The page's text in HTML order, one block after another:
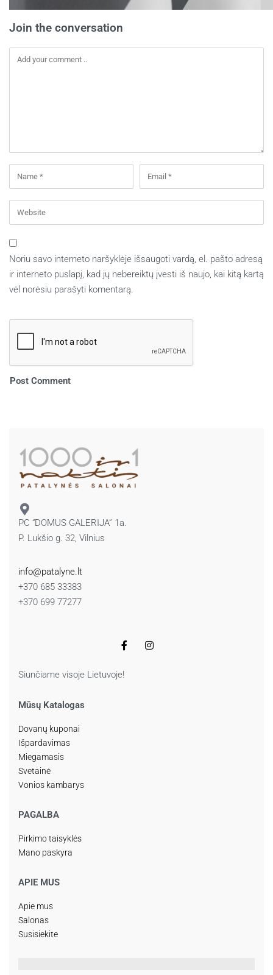
Join the conversation
Noriu savo interneto naršyklėje išsaugoti vardą, el. pašto adresą
ir interneto puslapį, kad jų nebereiktų įvesti iš naujo, kai kitą kartą
vėl norėsiu parašyti komentarą.
PC “DOMUS GALERIJA” 1a.
P. Lukšio g. 32, Vilnius
info@patalyne.lt
+370 685 33383
+370 699 77277
Siunčiame visoje Lietuvoje!
Mūsų Katalogas
Dovanų kuponai
Išpardavimas
Miegamasis
Svetainė
Vonios kambarys
PAGALBA
Pirkimo taisyklės
Mano paskyra
APIE MUS
Apie mus
Salonas
Susisiekite